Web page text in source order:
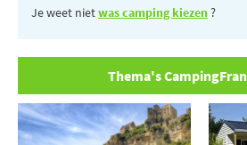
Je weet nietwas camping kiezen?
Thema's